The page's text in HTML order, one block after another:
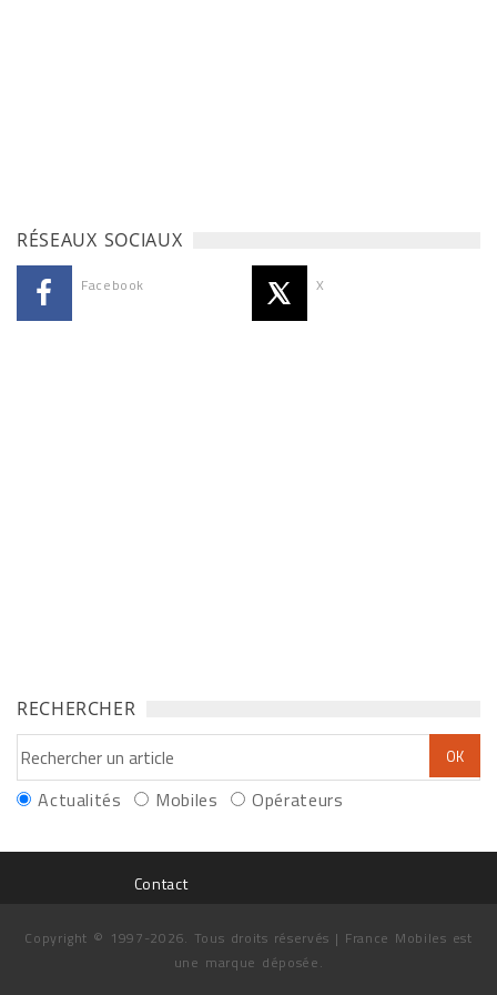
RÉSEAUX SOCIAUX
Facebook X
RECHERCHER
Actualités Mobiles Opérateurs
Contact
Copyright © 1997-2026. Tous droits réservés | France Mobiles est
une marque déposée.